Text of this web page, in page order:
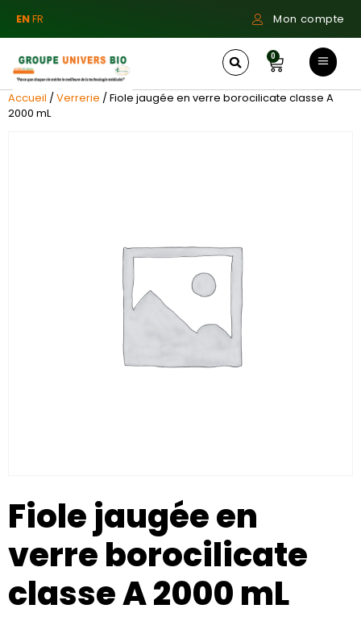
ENFR Mon compte
0
Accueil /Verrerie / Fiole jaugée en verre borocilicate classe A
2000 mL
Fiole jaugée en
verre borocilicate
classe A 2000 mL